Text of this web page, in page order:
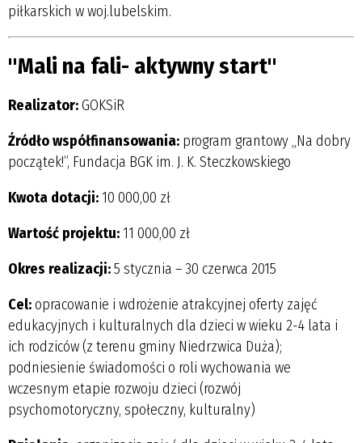
piłkarskich w woj.lubelskim.
"Mali na fali- aktywny start"
Realizator:GOKSiR
Źródło współfinansowania: program grantowy „Na dobry
początek!”, Fundacja BGK im. J. K. Steczkowskiego
Kwota dotacji: 10 000,00 zł
Wartość projektu: 11 000,00 zł
Okres realizacji:5 stycznia – 30 czerwca 2015
Cel:opracowanie i wdrożenie atrakcyjnej oferty zajęć
edukacyjnych i kulturalnych dla dzieci w wieku 2-4 lata i
ich rodziców (z terenu gminy Niedrzwica Duża);
podniesienie świadomości o roli wychowania we
wczesnym etapie rozwoju dzieci (rozwój
psychomotoryczny, społeczny, kulturalny)